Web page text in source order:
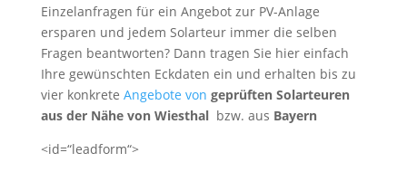
Einzelanfragen für ein Angebot zur PV-Anlage
ersparen und jedem Solarteur immer die selben
Fragen beantworten? Dann tragen Sie hier einfach
Ihre gewünschten Eckdaten ein und erhalten bis zu
vier konkrete Angebote von geprüften Solarteuren
aus der Nähe von Wiesthal bzw. aus Bayern
<id=“leadform“>